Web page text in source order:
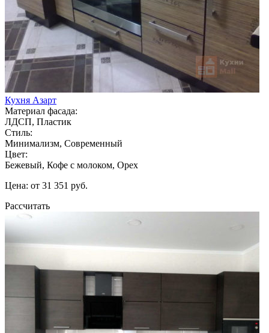
Кухня Азарт
Материал фасада:
ЛДСП, Пластик
Стиль:
Минимализм, Современный
Цвет:
Бежевый, Кофе с молоком, Орех
Цена: от 31 351 руб.
Рассчитать